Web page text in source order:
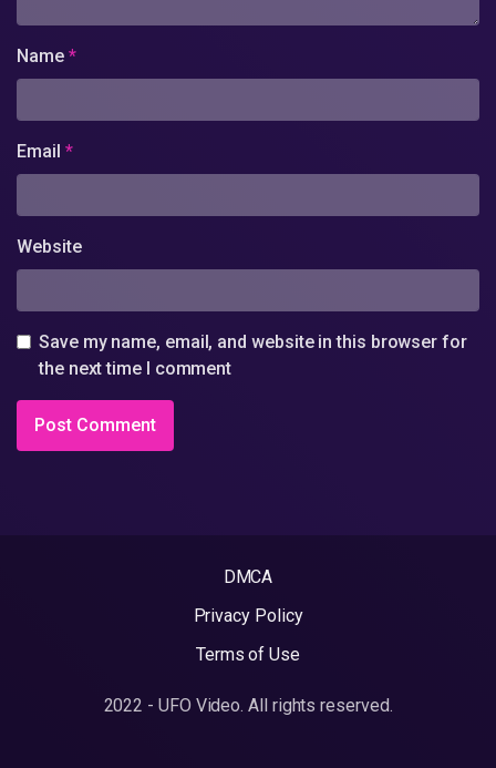
Name *
Email *
Website
Save my name, email, and website in this browser for
the next time I comment
DMCA
Privacy Policy
Terms of Use
2022 - UFO Video. All rights reserved.